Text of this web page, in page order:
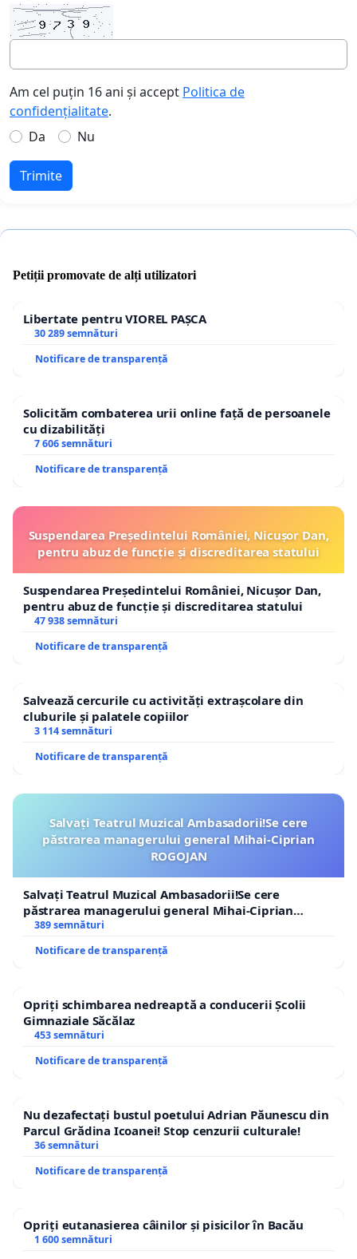
Am cel puțin 16 ani și accept Politica de
confidențialitate.
Da
Nu
Trimite
Petiții promovate de alți utilizatori
Libertate pentru VIOREL PAȘCA
30 289 semnături
Notificare de transparență
Solicităm combaterea urii online față de persoanele
cu dizabilități
7 606 semnături
Notificare de transparență
Suspendarea Președintelui României, Nicușor Dan,
pentru abuz de funcție și discreditarea statului
Suspendarea Președintelui României, Nicușor Dan,
pentru abuz de funcție și discreditarea statului
47 938 semnături
Notificare de transparență
Salvează cercurile cu activități extrașcolare din
cluburile și palatele copiilor
3 114 semnături
Notificare de transparență
Salvați Teatrul Muzical Ambasadorii!Se cere
păstrarea managerului general Mihai-Ciprian
ROGOJAN
Salvați Teatrul Muzical Ambasadorii!Se cere
păstrarea managerului general Mihai-Ciprian
ROGOJAN
389 semnături
Notificare de transparență
Opriți schimbarea nedreaptă a conducerii Școlii
Gimnaziale Săcălaz
453 semnături
Notificare de transparență
Nu dezafectați bustul poetului Adrian Păunescu din
Parcul Grădina Icoanei! Stop cenzurii culturale!
36 semnături
Notificare de transparență
Opriți eutanasierea câinilor și pisicilor în Bacău
1 600 semnături